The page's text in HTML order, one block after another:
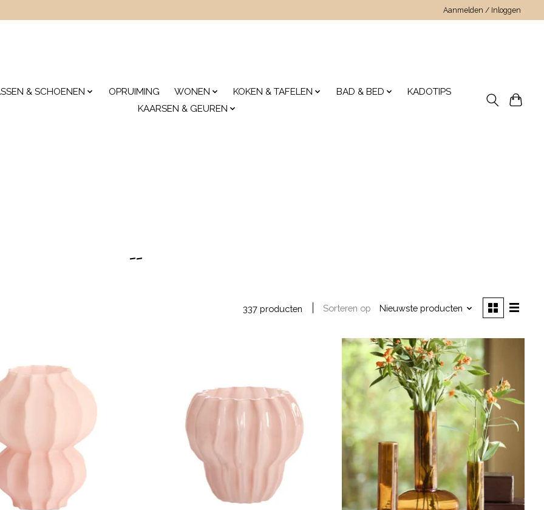
Aanmelden / Inloggen
& SCHOENEN OPRUIMING WONEN KOKEN & TAFELEN BAD & BED
KADOTIPS
KAARSEN & GEUREN
--
337 producten Sorteren op Nieuwste producten